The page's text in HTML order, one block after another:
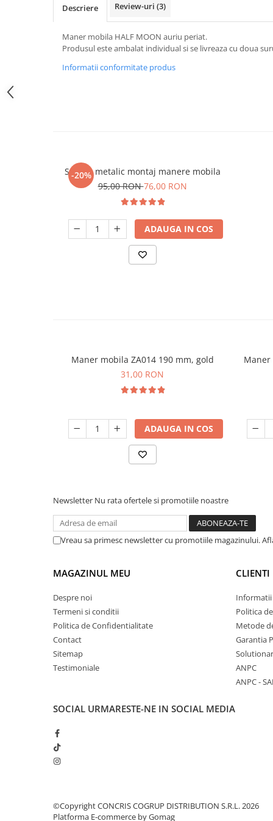
Descriere Review-uri (3)
Maner mobila HALF MOON auriu periat.
Produsul este ambalat individual si se livreaza cu doua
Informatii conformitate produs
-20%
Sablon metalic montaj manere mobila
95,00 RON76,00 RON
ADAUGA IN COS
Maner mobila ZA014 190 mm, gold
31,00 RON
ADAUGA IN COS
Maner
Newsletter Nu rata ofertele si promotiile noastre
Vreau sa primesc newsletter cu promotiile magazinului.
MAGAZINUL MEU
Despre noi
Termeni si conditii
Politica de Confidentialitate
Contact
Sitemap
Testimoniale
CLIENTI
Politica
Metode
Garantia
ANPC
ANPC -
SOCIAL URMARESTE-NE IN SOCIAL MEDIA
©Copyright CONCRIS COGRUP DISTRIBUTION S.R.L. 2026
Platforma E-commerce by Gomag